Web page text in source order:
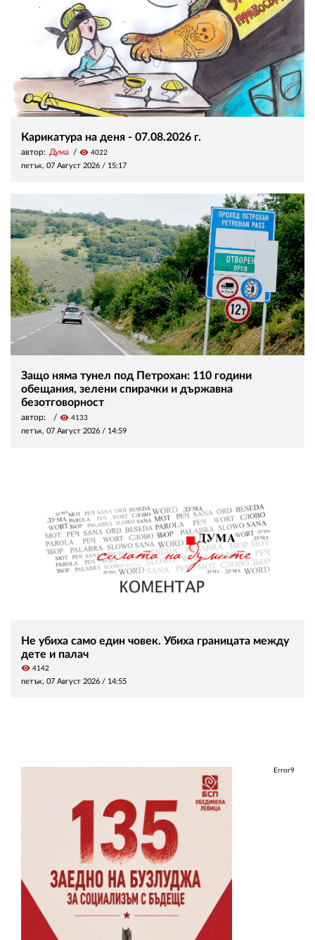
Карикатура на деня - 07.08.2026 г.
автор: Дума visibility 4022
петък, 07 Август 2026 / 15:17
Защо няма тунел под Петрохан: 110 години
обещания, зелени спирачки и държавна
безотговорност
автор: visibility 4133
петък, 07 Август 2026 / 14:59
Не убиха само един човек. Убиха границата между
дете и палач
visibility 4142
петък, 07 Август 2026 / 14:55
Error9